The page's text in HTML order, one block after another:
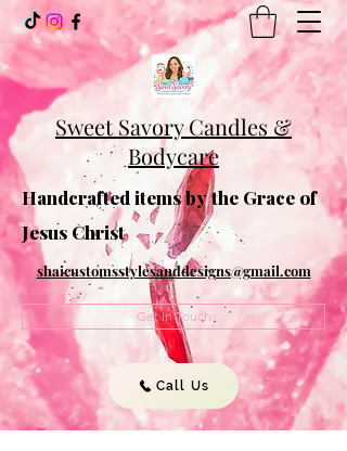
Sweet Savory Candles &
Bodycare
Handcrafted items by the Grace of
Jesus Christ
shaicustomsstylesanddesigns@gmail.com
Get In Touch
Call Us